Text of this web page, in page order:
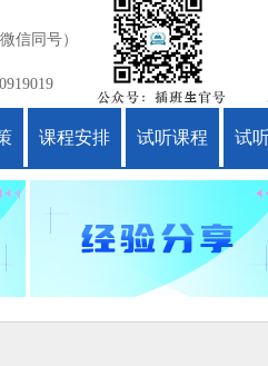
信同号）
课程安排 试听课程 试